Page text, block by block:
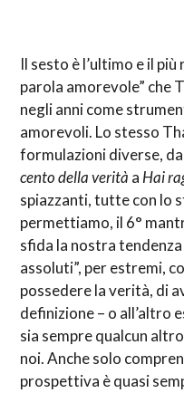
Il sesto è l’ultimo e il
parola amorevole” che
negli anni come
amorevoli. Lo stesso
formulazioni diverse,
cento della verità a Hai
spiazzanti, tutte con lo
permettiamo, il 6°
sfida la nostra
assoluti”, per estremi,
possedere la verità, di
definizione – o all’altro
sia sempre qualcun
noi. Anche solo
prospettiva è quasi